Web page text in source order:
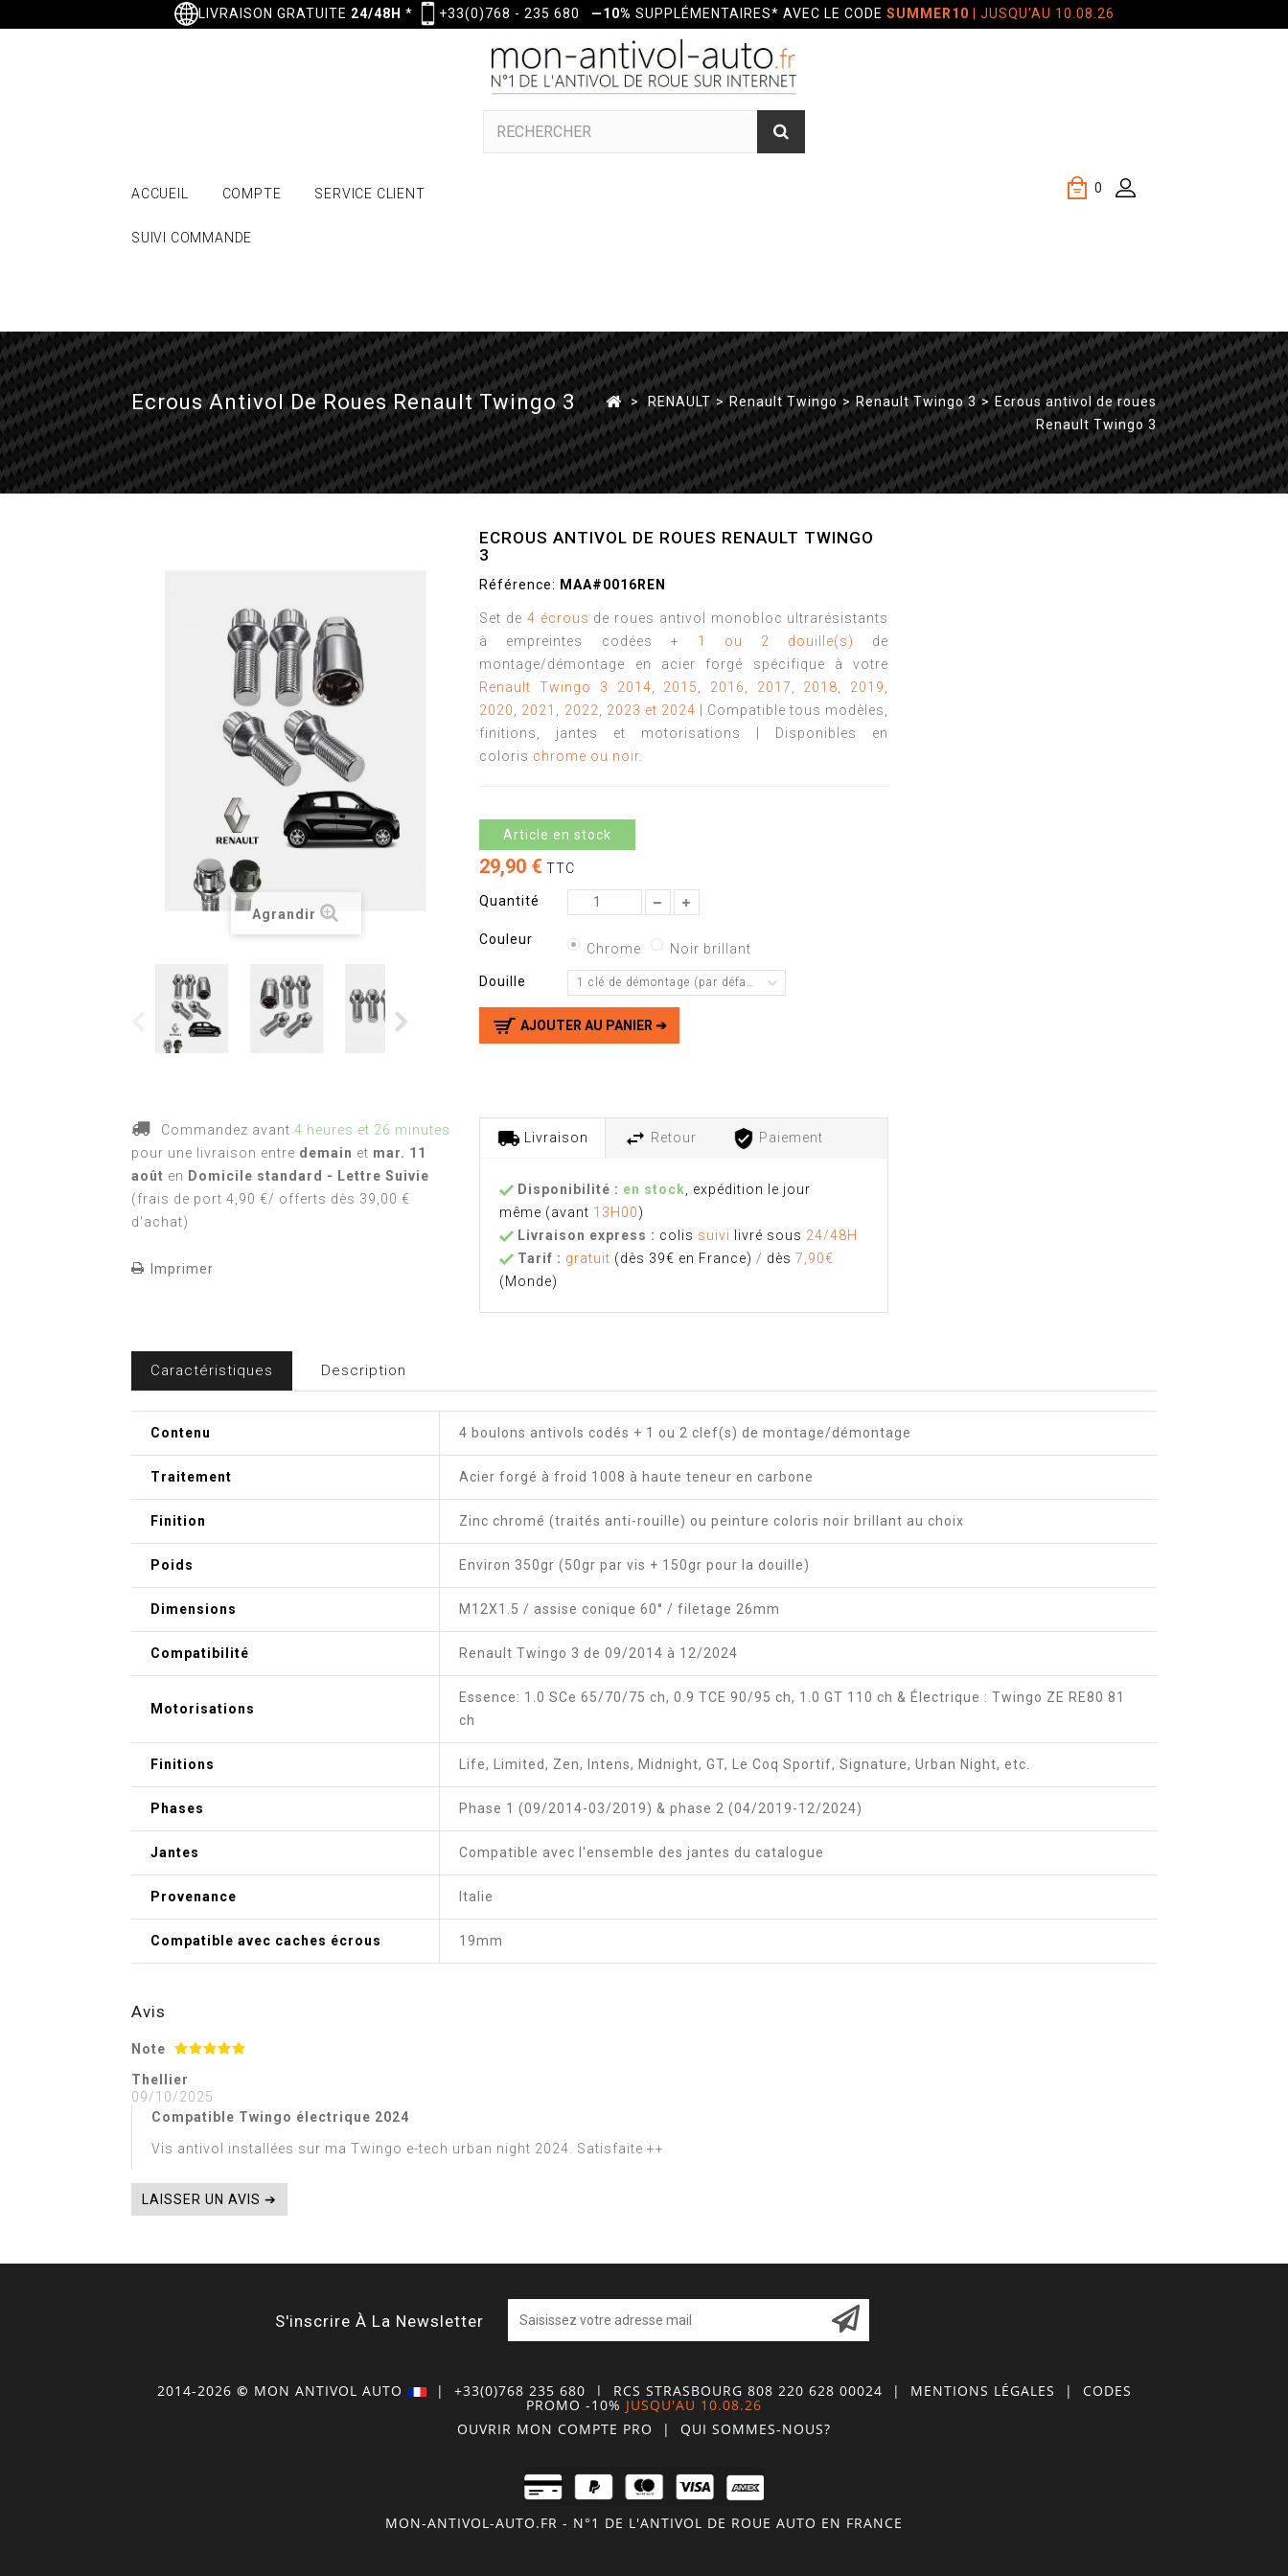
LIVRAISON GRATUITE 24/48H * +33(0)768 - 235 680 —10% SUPPLÉMENTAIRES* AVEC LE CODE SUMMER10 | JUSQU'AU 10.08.26
0
ACCUEIL COMPTE SERVICE CLIENT
SUIVI COMMANDE
Ecrous Antivol De Roues Renault Twingo 3 > RENAULT > Renault Twingo > Renault Twingo 3 > Ecrous antivol de roues
Renault Twingo 3
Agrandir
Commandez avant 4 heures et 26 minutes
pour une livraison entre demain et mar. 11
août en Domicile standard - Lettre Suivie
(frais de port 4,90 €/ offerts dès 39,00 €
d'achat)
Imprimer
ECROUS ANTIVOL DE ROUES RENAULT TWINGO
3
Référence: MAA#0016REN
Set de 4 écrous de roues antivol monobloc ultrarésistants
à empreintes codées + 1 ou 2 douille(s)
de
montage/démontage en acier forgé spécifique à votre
Renault Twingo 3 2014, 2015, 2016, 2017, 2018, 2019,
2020, 2021, 2022, 2023 et 2024
| Compatible tous modèles,
finitions, jantes et motorisations | Disponibles en
coloris chrome ou noir
Article en stock
29,90 € TTC
Quantité
Couleur
Chrome Noir brillant
Douille 1 clé de démontage (par défaut)
AJOUTER AU PANIER ➔
Livraison Retour Paiement
Disponibilité : en stock , expédition le jour
même (avant 13H00)
Livraison express : colis suivi livré sous 24/48H
Tarif : gratuit (dès 39€ en France) / dès 7,90€
(Monde)
Caractéristiques Description
Contenu 4 boulons antivols codés + 1 ou 2 clef(s) de montage/démontage
Traitement Acier forgé à froid 1008 à haute teneur en carbone
Finition Zinc chromé (traités anti-rouille) ou peinture coloris noir brillant au choix
Poids Environ 350gr (50gr par vis + 150gr pour la douille)
Dimensions M12X1.5 / assise conique 60° / filetage 26mm
Compatibilité Renault Twingo 3 de 09/2014 à 12/2024
Motorisations
Essence: 1.0 SCe 65/70/75 ch, 0.9 TCE 90/95 ch, 1.0 GT 110 ch & Électrique : Twingo ZE RE80 81
ch
Finitions Life, Limited, Zen, Intens, Midnight, GT, Le Coq Sportif, Signature, Urban Night, etc.
Phases Phase 1 (09/2014-03/2019) & phase 2 (04/2019-12/2024)
Jantes Compatible avec l'ensemble des jantes du catalogue
Provenance Italie
Compatible avec caches écrous 19mm
Avis
Note
Thellier
09/10/2025
Compatible Twingo électrique 2024
Vis antivol installées sur ma Twingo e-tech urban night 2024. Satisfaite ++
LAISSER UN AVIS ➔
S'inscrire À La Newsletter
2014-2026 © MON ANTIVOL AUTO | +33(0)768 235 680 | RCS STRASBOURG 808 220 628 00024 | MENTIONS LÉGALES | CODES
PROMO -10% JUSQU'AU 10.08.26
OUVRIR MON COMPTE PRO | QUI SOMMES-NOUS?
MON-ANTIVOL-AUTO.FR - N°1 DE L'ANTIVOL DE ROUE AUTO EN FRANCE